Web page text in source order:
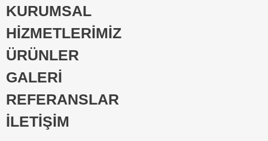
KURUMSAL
HİZMETLERİMİZ
ÜRÜNLER
GALERİ
REFERANSLAR
İLETİŞİM